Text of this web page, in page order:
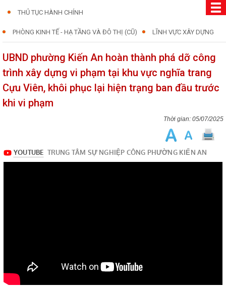
THỦ TỤC HÀNH CHÍNH
PHÒNG KINH TẾ - HẠ TẦNG VÀ ĐÔ THỊ (CŨ) LĨNH VỰC XÂY DỰNG
UBND phường Kiến An hoàn thành phá dỡ công
trình xây dựng vi phạm tại khu vực nghĩa trang
Cựu Viên, khôi phục lại hiện trạng ban đầu trước
khi vi phạm
05/07/2025